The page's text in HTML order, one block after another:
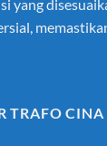
yang
TRAFO CINA